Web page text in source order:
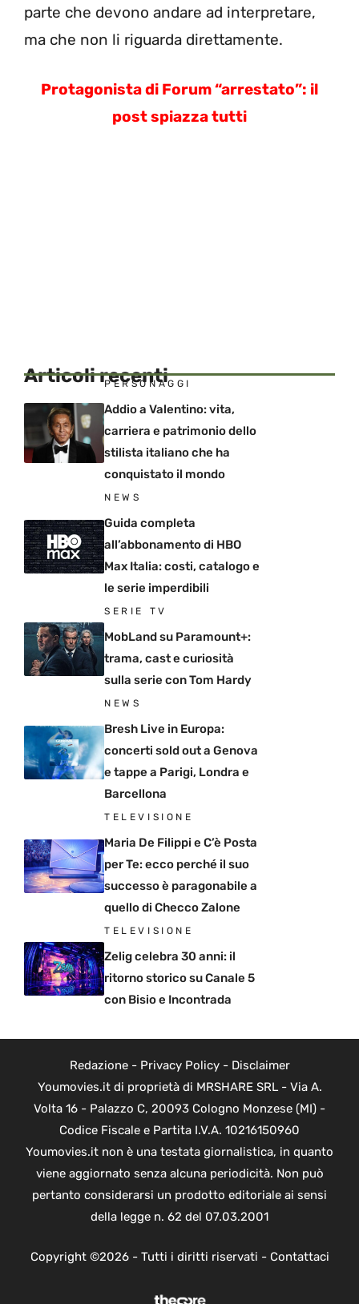
parte che devono andare ad interpretare,
ma che non li riguarda direttamente.
Protagonista di Forum “arrestato”: il
post spiazza tutti
Articoli recenti
PERSONAGGI
Addio a Valentino: vita,
carriera e patrimonio dello
stilista italiano che ha
conquistato il mondo
NEWS
Guida completa
all’abbonamento di HBO
Max Italia: costi, catalogo e
le serie imperdibili
SERIE TV
MobLand su Paramount+:
trama, cast e curiosità
sulla serie con Tom Hardy
NEWS
Bresh Live in Europa:
concerti sold out a Genova
e tappe a Parigi, Londra e
Barcellona
TELEVISIONE
Maria De Filippi e C’è Posta
per Te: ecco perché il suo
successo è paragonabile a
quello di Checco Zalone
TELEVISIONE
Zelig celebra 30 anni: il
ritorno storico su Canale 5
con Bisio e Incontrada
Redazione- Privacy Policy- Disclaimer
Youmovies.it di proprietà di MRSHARE SRL - Via A.
Volta 16 - Palazzo C, 20093 Cologno Monzese (MI) -
Codice Fiscale e Partita I.V.A. 10216150960
Youmovies.it non è una testata giornalistica, in quanto
viene aggiornato senza alcuna periodicità. Non può
pertanto considerarsi un prodotto editoriale ai sensi
della legge n. 62 del 07.03.2001
Copyright ©2026 - Tutti i diritti riservati - Contattaci